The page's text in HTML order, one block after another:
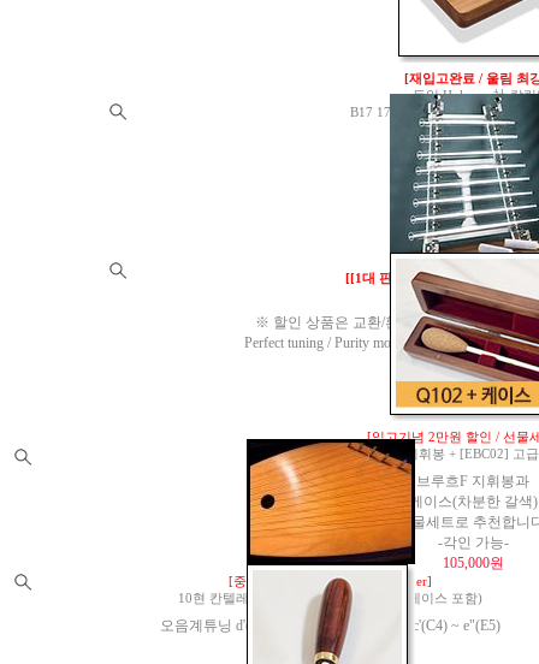
60,000원
[재입고완료 / 울림 최
독일 Hokema 社 칼림
B17 17음 17Keys(A=440Hz)
A=440Hz
190,000원
[[1대 판매 가능]99.99% 순도 크
432Hz
※ 할인 상품은 교환/환불이 되지 않습니다.
Perfect tuning / Purity more than 99.99% Crystal
1,500,000원
[입고기념 2만원 할인 / 선물
[102] 로헤마 브루흐F 지휘봉 + [EBC02] 고
브루흐F 지휘봉과
케이스(차분한 갈색)
선물세트로 추천합니
-각인 가능-
105,000원
[중고 1대 판매 가능]명품 Gaertner]
10현 칸텔레 Model 1955(Kantele) (하드케이스 포함)
오음계튜닝 d'(D4) ~ e"(E5) / 온음계튜닝 c'(C4) ~ e"(E5)
520,000원